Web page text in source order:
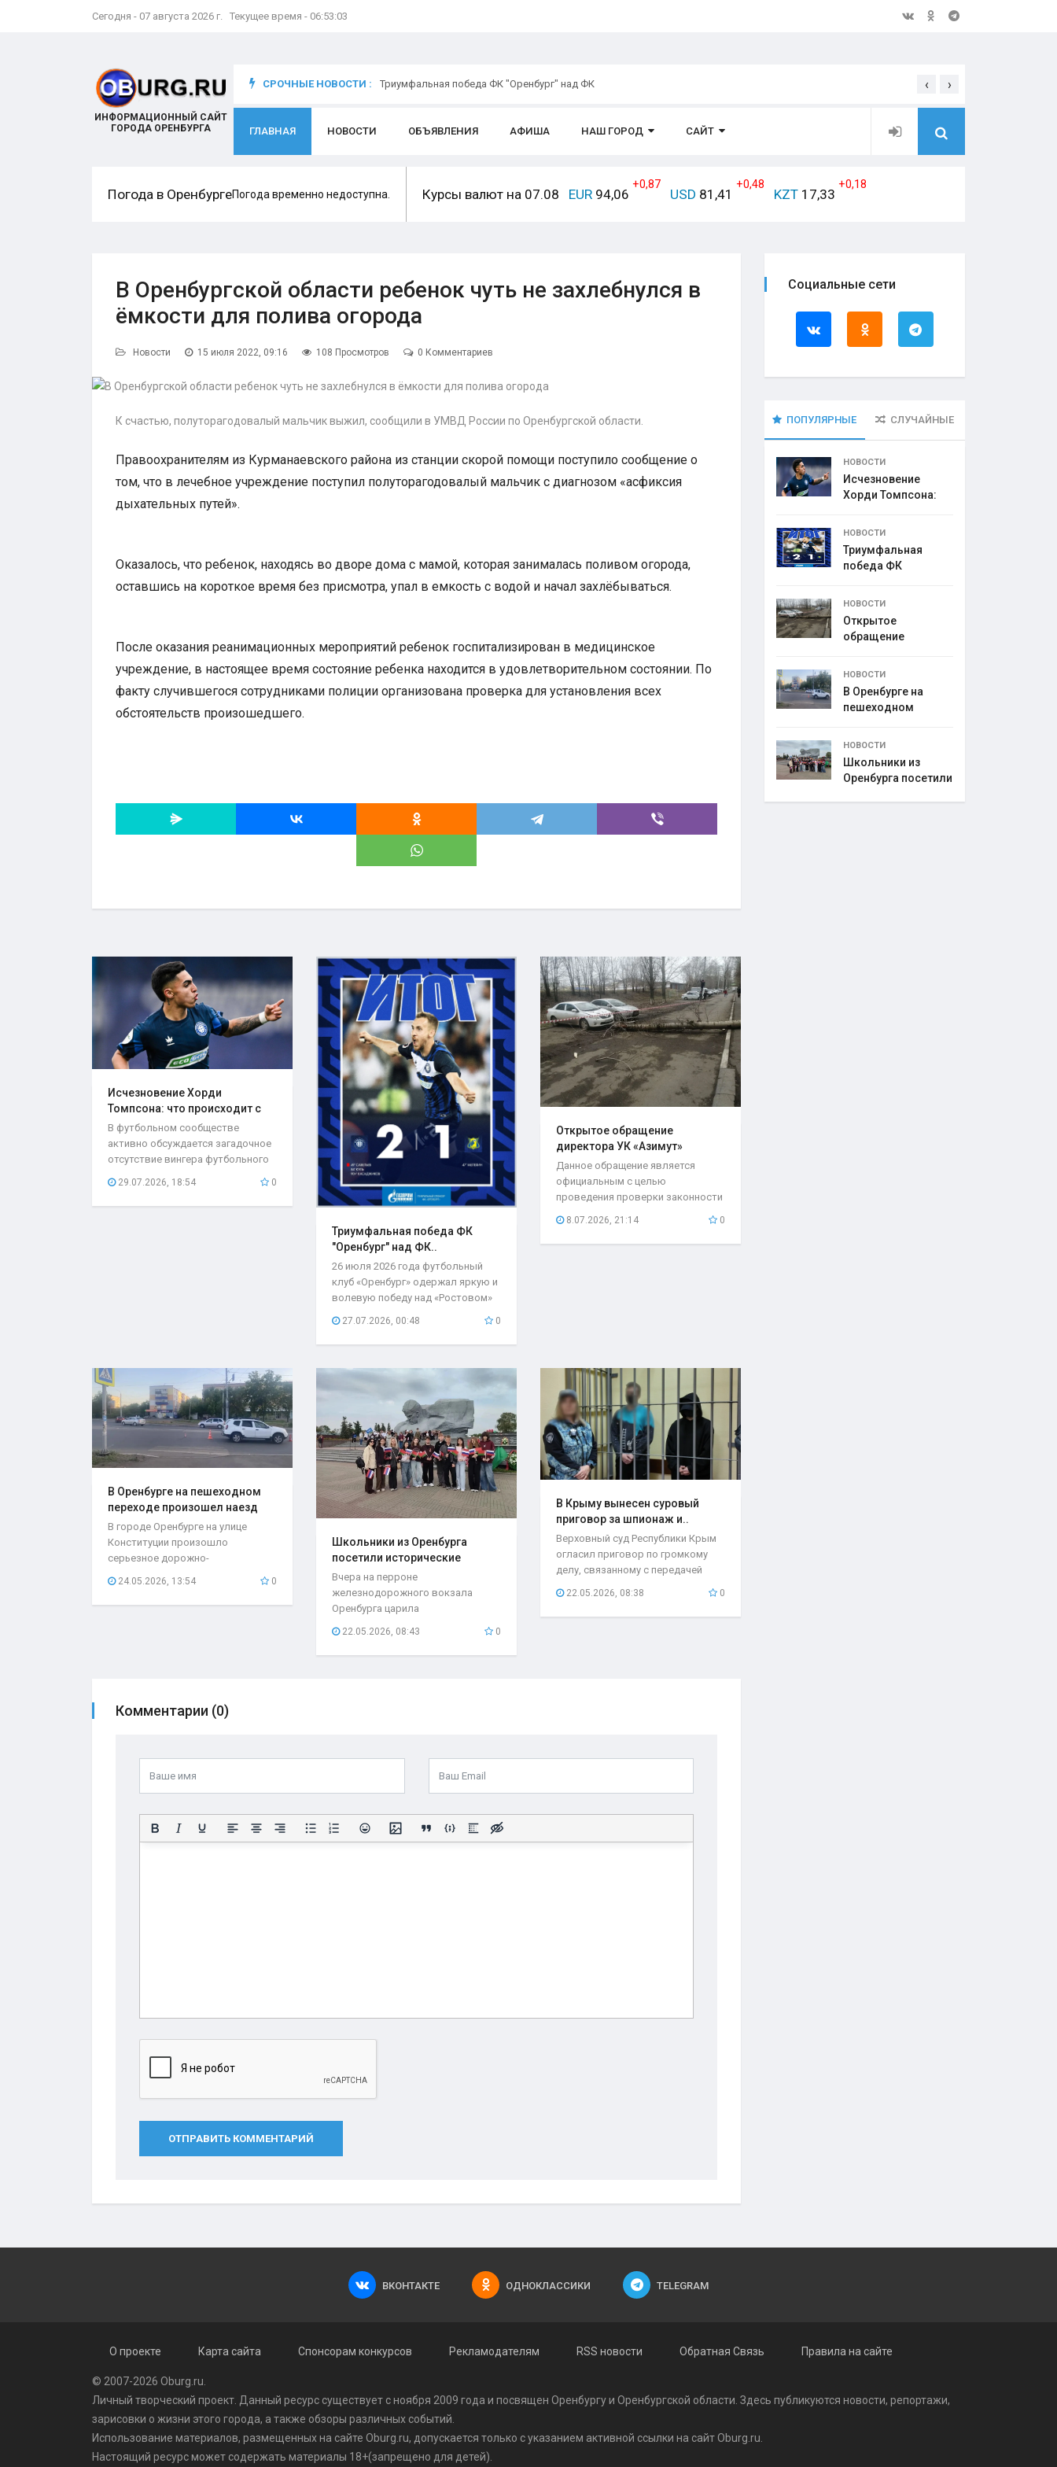
Сегодня - 07 августа 2026 г. Текущее время - 06:53:04
ИНФОРМАЦИОННЫЙ САЙТ
ГОРОДА ОРЕНБУРГА
СРОЧНЫЕ НОВОСТИ :
происходит с игроком Триумфальная победа ФК "Оренбург" над ФК Открытое обращение
‹ ›
ГЛАВНАЯ НОВОСТИ ОБЪЯВЛЕНИЯ АФИША НАШ ГОРОД САЙТ
Погода в ОренбургеПогода временно недоступна. Курсы валют на 07.08 EUR 94,06
+0,87
USD 81,41
+0,48
KZT 17,33
+0,18
В Оренбургской области ребенок чуть не захлебнулся в
ёмкости для полива огорода
Новости 15 июля 2022, 09:16 108 Просмотров 0 Комментариев
К счастью, полуторагодовалый мальчик выжил, сообщили в УМВД России по Оренбургской области.
Правоохранителям из Курманаевского района из станции скорой помощи поступило сообщение о
том, что в лечебное учреждение поступил полуторагодовалый мальчик с диагнозом «асфиксия
дыхательных путей».
Оказалось, что ребенок, находясь во дворе дома с мамой, которая занималась поливом огорода,
оставшись на короткое время без присмотра, упал в емкость с водой и начал захлёбываться.
После оказания реанимационных мероприятий ребенок госпитализирован в медицинское
учреждение, в настоящее время состояние ребенка находится в удовлетворительном состоянии. По
факту случившегося сотрудниками полиции организована проверка для установления всех
обстоятельств произошедшего.
Исчезновение Хорди
Томпсона: что происходит с
игроком..
В футбольном сообществе
активно обсуждается загадочное
отсутствие вингера футбольного
клуба «Оренбург»...
29.07.2026, 18:54 0
Триумфальная победа ФК
"Оренбург" над ФК..
26 июля 2026 года футбольный
клуб «Оренбург» одержал яркую и
волевую победу над «Ростовом»
27.07.2026, 00:48 0
Открытое обращение
директора УК «Азимут»
Елены..
Данное обращение является
официальным с целью
проведения проверки законности
возложения ответственности...
8.07.2026, 21:14 0
В Оренбурге на пешеходном
переходе произошел наезд
на..
В городе Оренбурге на улице
Конституции произошло
серьезное дорожно-
транспортное происшествие,
24.05.2026, 13:54 0
Школьники из Оренбурга
посетили исторические
места..
Вчера на перроне
железнодорожного вокзала
Оренбурга царила
прибывшего поезда...
22.05.2026, 08:43 0
В Крыму вынесен суровый
приговор за шпионаж и..
Верховный суд Республики Крым
огласил приговор по громкому
делу, связанному с передачей
22.05.2026, 08:38 0
Комментарии (0)
ОТПРАВИТЬ КОММЕНТАРИЙ
Социальные сети
ПОПУЛЯРНЫЕ СЛУЧАЙНЫЕ
НОВОСТИ
Исчезновение
Хорди Томпсона:
НОВОСТИ
Триумфальная
победа ФК
НОВОСТИ
Открытое
обращение
НОВОСТИ
В Оренбурге на
пешеходном
НОВОСТИ
Школьники из
Оренбурга посетили
ВКОНТАКТЕ ОДНОКЛАССИКИ TELEGRAM
О проекте Карта сайта Спонсорам конкурсов Рекламодателям RSS новости Обратная Связь Правила на сайте
© 2007-2026 Oburg.ru.
Личный творческий проект. Данный ресурс существует с ноября 2009 года и посвящен Оренбургу и Оренбургской области. Здесь публикуются новости, репортажи,
зарисовки о жизни этого города, а также обзоры различных событий.
Использование материалов, размещенных на сайте Oburg.ru, допускается только с указанием активной ссылки на сайт Oburg.ru.
Настоящий ресурс может содержать материалы 18+(запрещено для детей).